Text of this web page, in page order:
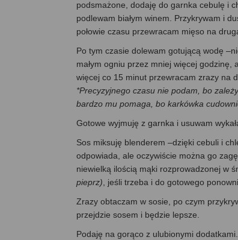
podsmażone, dodaję do garnka cebulę i
podlewam białym winem. Przykrywam i
połowie czasu przewracam mięso na
Po tym czasie dolewam gotującą wodę
małym ogniu przez mniej więcej
więcej co 15 minut przewracam zrazy na
*Precyzyjnego czasu nie podam, bo
bardzo mu pomaga, bo karkówka
Gotowe wyjmuję z garnka i usuwam
Sos miksuję blenderem –dzięki cebuli i
odpowiada, ale oczywiście można go
niewielką ilością mąki rozprowadzonej w
pieprz), jeśli trzeba i do gotowego
Zrazy obtaczam w sosie, po czym
przejdzie sosem i będzie lepsze.
Podaję na gorąco z ulubionymi